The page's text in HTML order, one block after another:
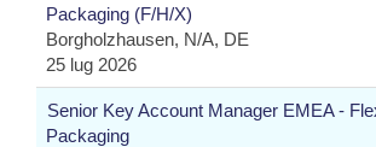
Packaging (F/H/X)
Borgholzhausen, N/A, DE
25 lug 2026
Senior Key Account Manager EMEA -
Packaging